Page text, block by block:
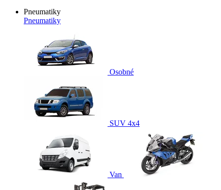
Pneumatiky
Pneumatiky
Osobné
SUV 4x4
Van